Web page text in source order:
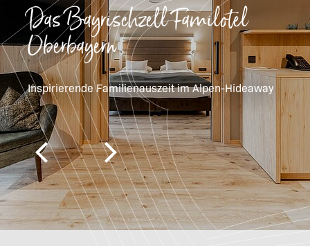
Das Bayrischzell Familotel
Oberbayern
Inspirierende Familienauszeit im Alpen-Hideaway